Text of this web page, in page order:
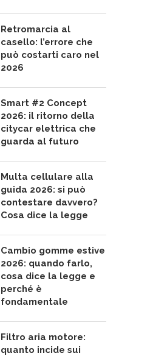
Retromarcia al
casello: l’errore che
può costarti caro nel
2026
Smart #2 Concept
2026: il ritorno della
citycar elettrica che
guarda al futuro
Multa cellulare alla
guida 2026: si può
contestare davvero?
Cosa dice la legge
Cambio gomme estive
2026: quando farlo,
cosa dice la legge e
perché è
fondamentale
Filtro aria motore:
quanto incide sui